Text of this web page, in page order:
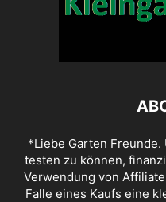
*Liebe Garten
testen zu können,
Verwendung von
Falle eines Kaufs eine